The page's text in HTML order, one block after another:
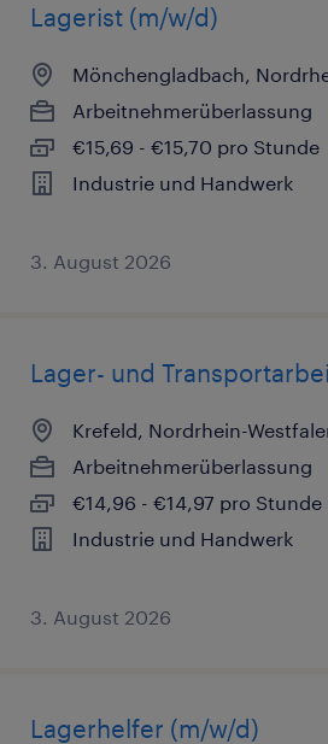
Lagerist (m/w/d)
Mönchengladbach,
Arbeitnehmerüberlassung
€15,69 - €15,70 pro Stunde
Industrie und Handwerk
3. August 2026
Lager- und
Krefeld, Nordrhein-
Arbeitnehmerüberlassung
€14,96 - €14,97 pro Stunde
Industrie und Handwerk
3. August 2026
Lagerhelfer (m/w/d)